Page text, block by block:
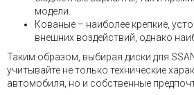
модели.
Кованые – наиболее крепкие,
внешних воздействий, однако
Таким образом, выбирая диски для
учитывайте не только технические
автомобиля, но и собственные